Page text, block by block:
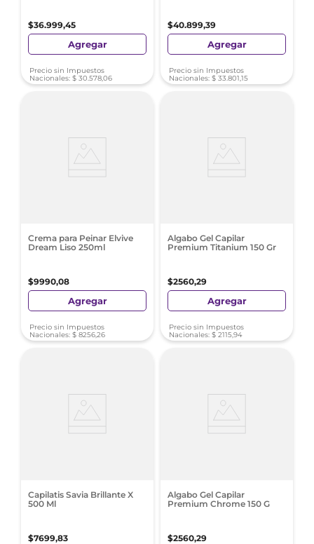
$36.999,45
Agregar
Precio sin Impuestos
Nacionales: $ 30.578,06
$40.899,39
Agregar
Precio sin Impuestos
Nacionales: $ 33.801,15
Crema para Peinar Elvive
Dream Liso 250ml
$9990,08
Agregar
Precio sin Impuestos
Nacionales: $ 8256,26
Algabo Gel Capilar
Premium Titanium 150 Gr
$2560,29
Agregar
Precio sin Impuestos
Nacionales: $ 2115,94
Capilatis Savia Brillante X
500 Ml
$7699,83
Algabo Gel Capilar
Premium Chrome 150 G
$2560,29